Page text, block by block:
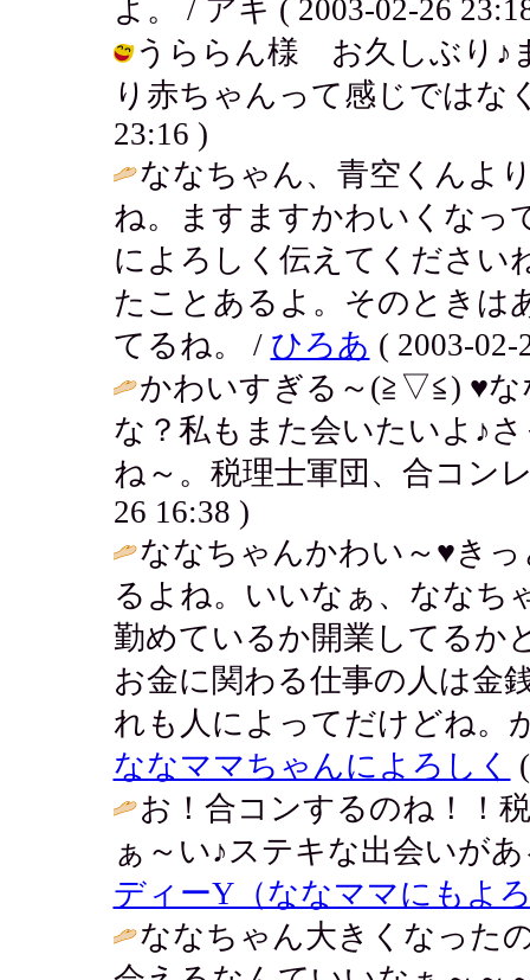
よ。 / アキ ( 2003-02-26
うららん様 お久しぶり♪
り赤ちゃんって感じではな
23:16 )
ななちゃん、青空くんよ
ね。ますますかわいくなっ
によろしく伝えてください
たことあるよ。そのときは
てるね。 / ひろあ ( 2003-02-
かわいすぎる～(≧▽≦) ♥な
な？私もまた会いたいよ♪
ね～。税理士軍団、合コ
26 16:38 )
ななちゃんかわい～♥き
るよね。いいなぁ、ななち
勤めているか開業してるか
お金に関わる仕事の人は金
れも人によってだけどね。
ななママちゃんによろしく
お！合コンするのね！！
ぁ～い♪ステキな出会いが
ディーY（ななママにもよ
ななちゃん大きくなった